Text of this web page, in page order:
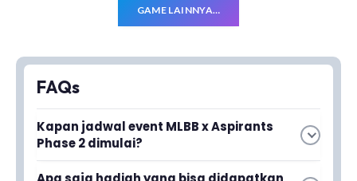
GAME LAINNYA…
FAQs
Kapan jadwal event MLBB x Aspirants
Phase 2 dimulai?
Event MLBB x Aspirants Phase 2 kembali hadir di